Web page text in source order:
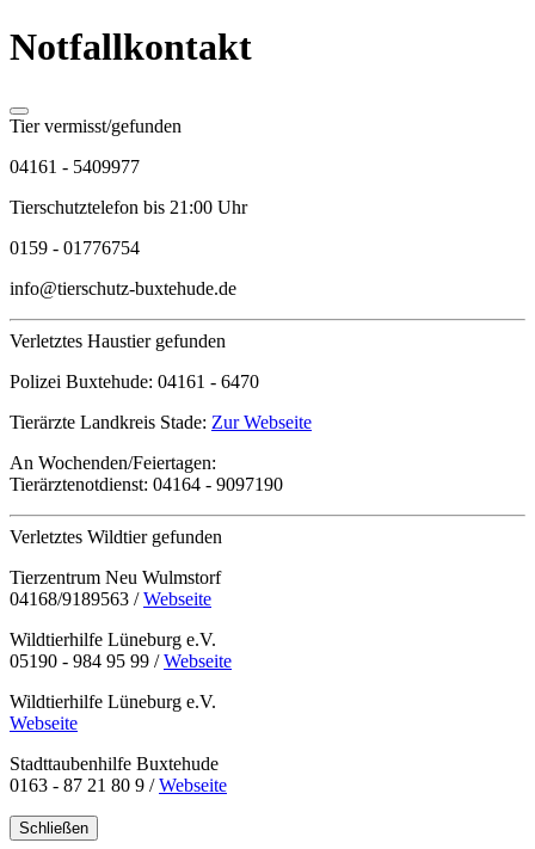
Notfallkontakt
Tier vermisst/gefunden
04161 - 5409977
Tierschutztelefon bis 21:00 Uhr
0159 - 01776754
info@tierschutz-buxtehude.de
Verletztes Haustier gefunden
Polizei Buxtehude: 04161 - 6470
Tierärzte Landkreis Stade: Zur Webseite
An Wochenden/Feiertagen:
Tierärztenotdienst: 04164 - 9097190
Verletztes Wildtier gefunden
Tierzentrum Neu Wulmstorf
04168/9189563 /Webseite
Wildtierhilfe Lüneburg e.V.
05190 - 984 95 99 /Webseite
Wildtierhilfe Lüneburg e.V.
Webseite
Stadttaubenhilfe Buxtehude
0163 - 87 21 80 9 /Webseite
Schließen